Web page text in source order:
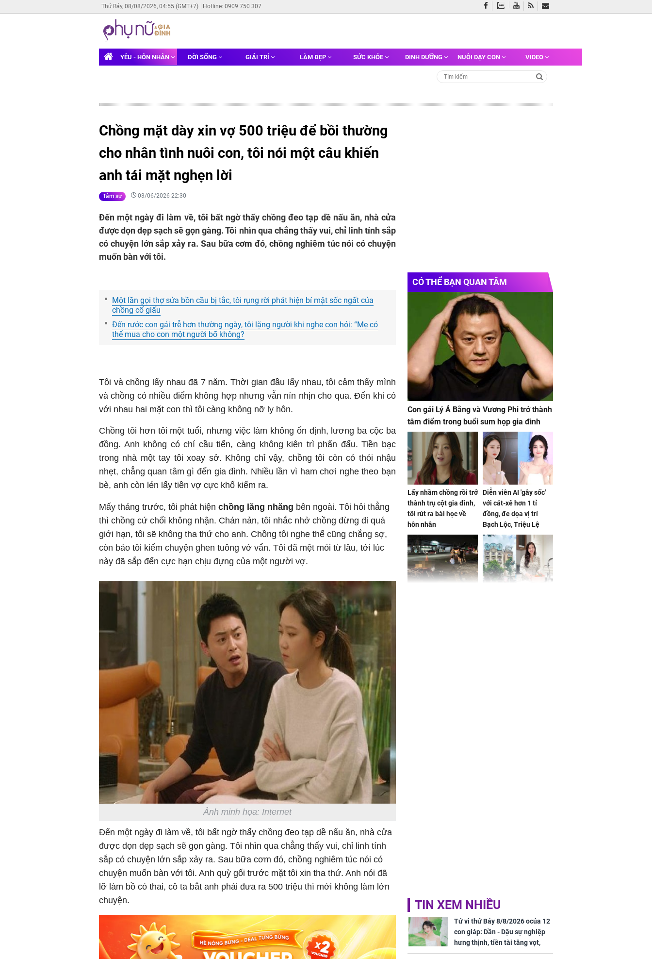
Thứ Bảy, 08/08/2026, 04:55 (GMT+7) Hotline: 0909 750 307
YÊU - HÔN NHÂN ĐỜI SỐNG GIẢI TRÍ LÀM ĐẸP SỨC KHỎE DINH DƯỠNG NUÔI DẠY CON VIDEO
Chồng mặt dày xin vợ 500 triệu để bồi thường
cho nhân tình nuôi con, tôi nói một câu khiến
anh tái mặt nghẹn lời
Tâm sự 03/06/2026 22:30
Đến một ngày đi làm về, tôi bất ngờ thấy chồng đeo tạp dề nấu ăn, nhà cửa
được dọn dẹp sạch sẽ gọn gàng. Tôi nhìn qua chẳng thấy vui, chỉ linh tính sắp
có chuyện lớn sắp xảy ra. Sau bữa cơm đó, chồng nghiêm túc nói có chuyện
muốn bàn với tôi.
Một lần gọi thợ sửa bồn cầu bị tắc, tôi rụng rời phát hiện bí mật sốc ngất của
chồng cố giấu
Đến rước con gái trễ hơn thường ngày, tôi lặng người khi nghe con hỏi: “Mẹ có
thể mua cho con một người bố không?
Tôi và chồng lấy nhau đã 7 năm. Thời gian đầu lấy nhau, tôi cảm thấy mình
và chồng có nhiều điểm không hợp nhưng vẫn nín nhịn cho qua. Đến khi có
với nhau hai mặt con thì tôi càng không nỡ ly hôn.
Chồng tôi hơn tôi một tuổi, nhưng việc làm không ổn định, lương ba cộc ba
đồng. Anh không có chí cầu tiến, càng không kiên trì phấn đấu. Tiền bạc
trong nhà một tay tôi xoay sở. Không chỉ vậy, chồng tôi còn có thói nhậu
nhẹt, chẳng quan tâm gì đến gia đình. Nhiều lần vì ham chơi nghe theo bạn
bè, anh còn lén lấy tiền vợ cực khổ kiếm ra.
Mấy tháng trước, tôi phát hiện chồng lăng nhăng bên ngoài. Tôi hỏi thẳng
thì chồng cứ chối không nhận. Chán nản, tôi nhắc nhở chồng đừng đi quá
giới hạn, tôi sẽ không tha thứ cho anh. Chồng tôi nghe thế cũng chẳng sợ,
còn bảo tôi kiếm chuyện ghen tuông vớ vẩn. Tôi đã mệt mỏi từ lâu, tới lúc
này đã sắp đến cực hạn chịu đựng của một người vợ.
Ảnh minh họa: Internet
Đến một ngày đi làm về, tôi bất ngờ thấy chồng đeo tạp dề nấu ăn, nhà cửa
được dọn dẹp sạch sẽ gọn gàng. Tôi nhìn qua chẳng thấy vui, chỉ linh tính
sắp có chuyện lớn sắp xảy ra. Sau bữa cơm đó, chồng nghiêm túc nói có
chuyện muốn bàn với tôi. Anh quỳ gối trước mặt tôi xin tha thứ. Anh nói đã
lỡ làm bồ có thai, cô ta bắt anh phải đưa ra 500 triệu thì mới không làm lớn
chuyện.
CÓ THỂ BẠN QUAN TÂM
Con gái Lý Á Bằng và Vương Phi trở thành
tâm điểm trong buổi sum họp gia đình
Lấy nhầm chồng rồi trở
thành trụ cột gia đình,
tôi rút ra bài học về
hôn nhân
Diễn viên AI 'gây sốc'
với cát-xê hơn 1 tỉ
đồng, đe dọa vị trí
Bạch Lộc, Triệu Lệ
Dĩnh
TIN XEM NHIỀU
Tử vi thứ Bảy 8/8/2026 ocủa 12
con giáp: Dần - Dậu sự nghiệp
hưng thịnh, tiền tài tăng vọt,
Mão - Thân công việc bất trắc,